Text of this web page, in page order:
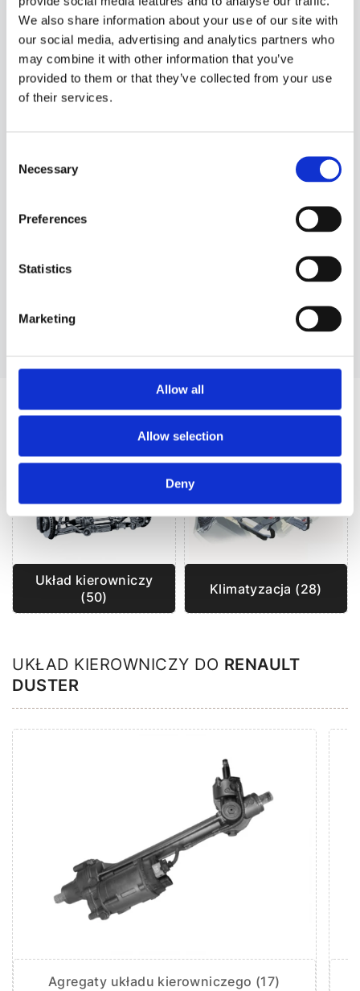
We also share information about your use of our site with
our social media, advertising and analytics partners who
may combine it with other information that you’ve
provided to them or that they’ve collected from your use
of their services.
Selection
Necessary
Preferences
Statistics
Marketing
Allow all
Allow selection
Deny
INNYCH SAMOCHODÓW
A
MiTo
AUDI
A1
CZĘŚCI ZAMIENNE DO RENAULT DUSTER
Układ kierowniczy
(50)
Klimatyzacja (28)
UKŁAD KIEROWNICZY DO RENAULT
DUSTER
Agregaty układu kierowniczego (17)